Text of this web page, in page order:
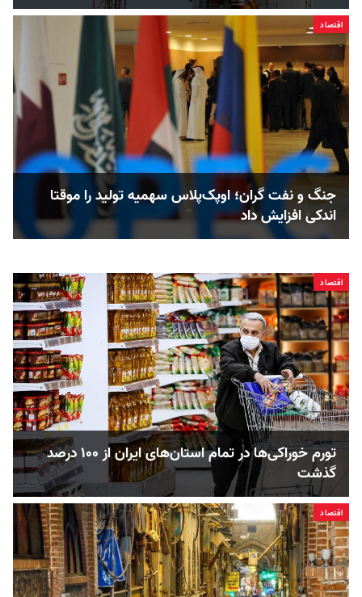
اقتصاد
جنگ و نفت گران؛ اوپک‌پلاس سهمیه تولید را موقتا
اندکی افزایش داد
اقتصاد
تورم خوراکی‌ها در تمام استان‌های ایران از ۱۰۰ درصد
گذشت
اقتصاد